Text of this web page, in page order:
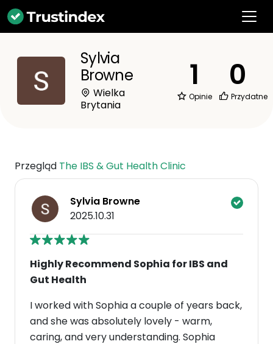
Sylvia
Browne
Wielka
Brytania
1
Opinie
0
Przydatne
Przegląd The IBS & Gut Health Clinic
Sylvia Browne
2025.10.31
Highly Recommend Sophia for IBS and
Gut Health
I worked with Sophia a couple of years back,
and she was absolutely lovely - warm,
caring, and very understanding. Sophia